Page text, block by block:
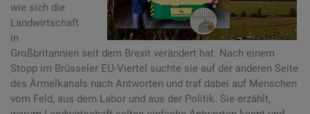
wie sich die
Landwirtschaft
in
Großbritannien seit dem Brexit verändert hat. Nach einem
Stopp im Brüsseler EU-Viertel suchte sie auf der anderen Seite
des Ärmelkanals nach Antworten und traf dabei auf Menschen
vom Feld, aus dem Labor und aus der Politik. Sie erzählt,